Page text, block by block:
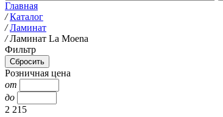
Главная
/ Каталог
/ Ламинат
/ Ламинат La Moena
Фильтр
Розничная цена
от
до
2 215